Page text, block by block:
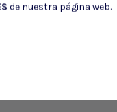
de nuestra página web.